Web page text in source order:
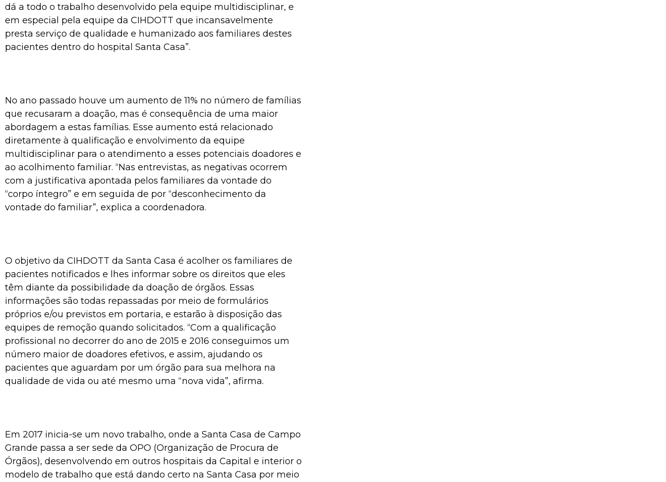
dá a todo o trabalho desenvolvido pela equipe multidisciplinar, e
em especial pela equipe da CIHDOTT que incansavelmente
presta serviço de qualidade e humanizado aos familiares destes
pacientes dentro do hospital Santa Casa”.
No ano passado houve um aumento de 11% no número de famílias
que recusaram a doação, mas é consequência de uma maior
abordagem a estas famílias. Esse aumento está relacionado
diretamente à qualificação e envolvimento da equipe
multidisciplinar para o atendimento a esses potenciais doadores e
ao acolhimento familiar. “Nas entrevistas, as negativas ocorrem
com a justificativa apontada pelos familiares da vontade do
“corpo íntegro” e em seguida de por “desconhecimento da
vontade do familiar”, explica a coordenadora.
O objetivo da CIHDOTT da Santa Casa é acolher os familiares de
pacientes notificados e lhes informar sobre os direitos que eles
têm diante da possibilidade da doação de órgãos. Essas
informações são todas repassadas por meio de formulários
próprios e/ou previstos em portaria, e estarão à disposição das
equipes de remoção quando solicitados. “Com a qualificação
profissional no decorrer do ano de 2015 e 2016 conseguimos um
número maior de doadores efetivos, e assim, ajudando os
pacientes que aguardam por um órgão para sua melhora na
qualidade de vida ou até mesmo uma “nova vida”, afirma.
Em 2017 inicia-se um novo trabalho, onde a Santa Casa de Campo
Grande passa a ser sede da OPO (Organização de Procura de
Órgãos), desenvolvendo em outros hospitais da Capital e interior o
modelo de trabalho que está dando certo na Santa Casa por meio